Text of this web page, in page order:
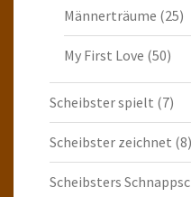
Männerträume (25)
My First Love (50)
Scheibster spielt (7)
Scheibster zeichnet (8)
Scheibsters